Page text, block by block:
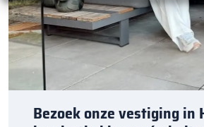
Bezoek onze vestiging in